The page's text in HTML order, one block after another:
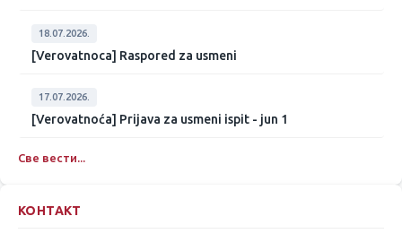
18.07.2026.
[Verovatnoca] Raspored za usmeni
17.07.2026.
[Verovatnoća] Prijava za usmeni ispit - jun 1
Све вести...
КОНТАКТ